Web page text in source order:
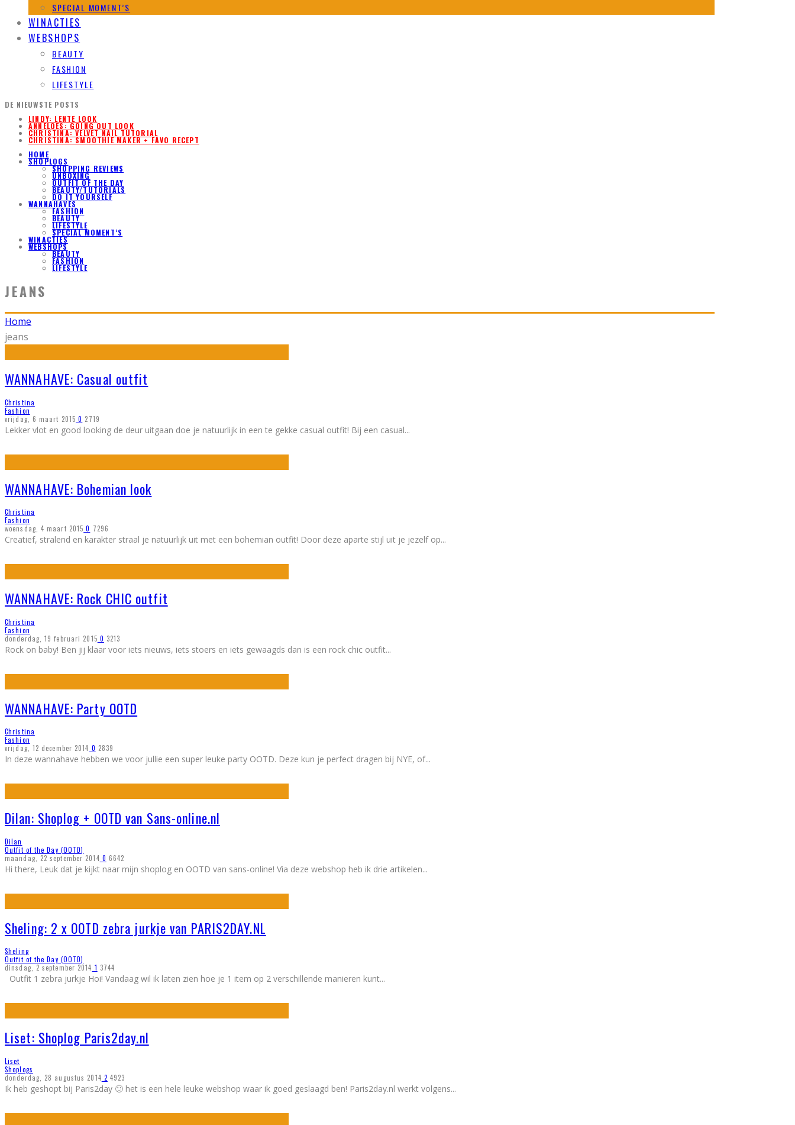
SPECIAL MOMENT’S
WINACTIES
WEBSHOPS
BEAUTY
FASHION
LIFESTYLE
DE NIEUWSTE POSTS
LINDY: LENTE LOOK
ANNELOES: GOING OUT LOOK
CHRISTINA: VELVET NAIL TUTORIAL
CHRISTINA: SMOOTHIE MAKER + FAVO RECEPT
HOME
SHOPLOGS
SHOPPING REVIEWS
UNBOXING
OUTFIT OF THE DAY
BEAUTY/TUTORIALS
DO IT YOURSELF
WANNAHAVES
FASHION
BEAUTY
LIFESTYLE
SPECIAL MOMENT’S
WINACTIES
WEBSHOPS
BEAUTY
FASHION
LIFESTYLE
JEANS
Home
jeans
WANNAHAVE: Casual outfit
Christina
Fashion
vrijdag, 6 maart 2015 0 2719
Lekker vlot en good looking de deur uitgaan doe je natuurlijk in een te gekke casual outfit! Bij een casual...
WANNAHAVE: Bohemian look
Christina
Fashion
woensdag, 4 maart 2015 0 7296
Creatief, stralend en karakter straal je natuurlijk uit met een bohemian outfit! Door deze aparte stijl uit je jezelf op...
WANNAHAVE: Rock CHIC outfit
Christina
Fashion
donderdag, 19 februari 2015 0 3213
Rock on baby! Ben jij klaar voor iets nieuws, iets stoers en iets gewaagds dan is een rock chic outfit...
WANNAHAVE: Party OOTD
Christina
Fashion
vrijdag, 12 december 2014 0 2839
In deze wannahave hebben we voor jullie een super leuke party OOTD. Deze kun je perfect dragen bij NYE, of...
Dilan: Shoplog + OOTD van Sans-online.nl
Dilan
Outfit of the Day (OOTD)
maandag, 22 september 2014 0 6642
Hi there, Leuk dat je kijkt naar mijn shoplog en OOTD van sans-online! Via deze webshop heb ik drie artikelen...
Sheling: 2 x OOTD zebra jurkje van PARIS2DAY.NL
Sheling
Outfit of the Day (OOTD)
dinsdag, 2 september 2014 1 3744
Outfit 1 zebra jurkje Hoi! Vandaag wil ik laten zien hoe je 1 item op 2 verschillende manieren kunt...
Liset: Shoplog Paris2day.nl
Liset
Shoplogs
donderdag, 28 augustus 2014 2 4923
Ik heb geshopt bij Paris2day 🙂 het is een hele leuke webshop waar ik goed geslaagd ben! Paris2day.nl werkt volgens...